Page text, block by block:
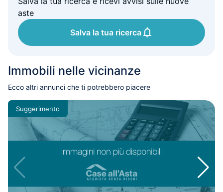
aste
Salva la tua ricerca
Immobili nelle vicinanze
Ecco altri annunci che ti potrebbero piacere
Suggerimento